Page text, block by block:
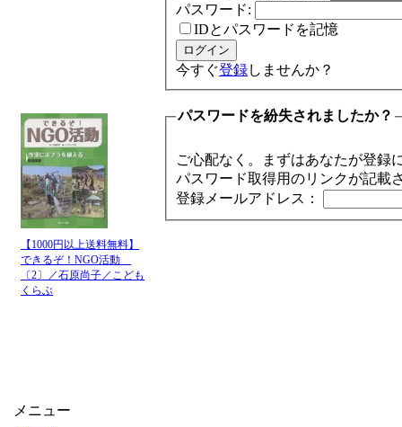
【1000円以上送料無料】
できるぞ！NGO活動
〔2〕／石原尚子／こども
くらぶ
メニュー
パスワード:
IDとパスワードを記憶
今すぐ登録しませんか？
パスワードを紛失されましたか？
ご心配なく。まずはあなたが登録
パスワード取得用のリンクが記載
登録メールアドレス：